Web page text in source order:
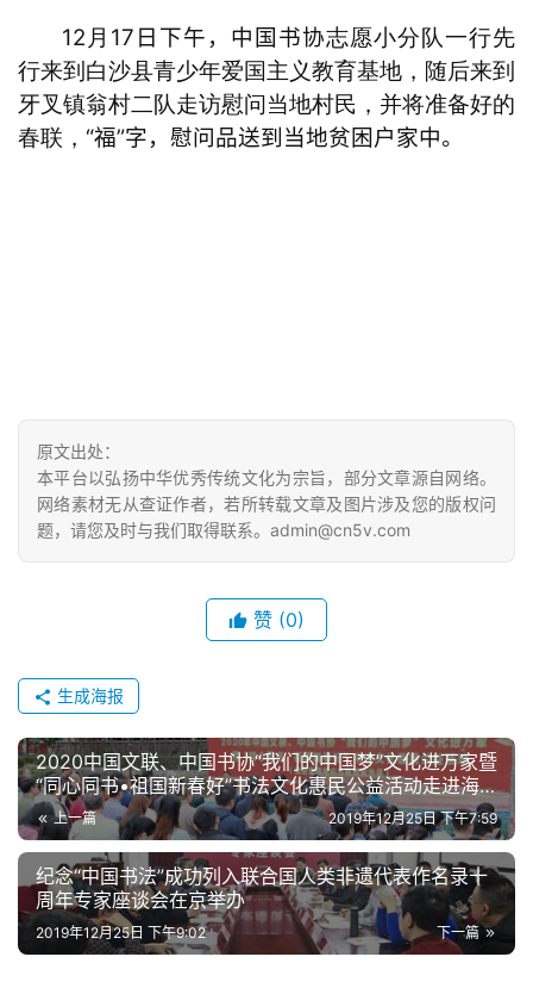
12 月 17 日 下午， 中国书协志愿小分队一行先
行来到白沙县青少年爱国主义教育基地，随后来到
牙叉镇翁村二队走访慰问当地村民，并将准备好的
春联， “福”字，慰问品送到当地贫困户家中。
原文出处：
本平台以弘扬中华优秀传统文化为宗旨，部分文章源自网络。
网络素材无从查证作者，若所转载文章及图片涉及您的版权问
题，请您及时与我们取得联系。admin@cn5v.com
赞 (0)
生成海报
2020中国文联、中国书协“我们的中国梦”文化进万家暨
“同心同书•祖国新春好”书法文化惠民公益活动走进海
南省白沙黎族自治县
上一篇 2019年12月25日 下午7:59
纪念“中国书法”成功列入联合国人类非遗代表作名录十
周年专家座谈会在京举办
下一篇
2019年12月25日 下午9:02